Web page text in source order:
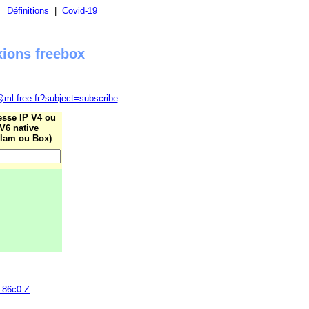
Définitions Covid-19
freebox
IP V4 ou
V6 native
ou Box)
Z